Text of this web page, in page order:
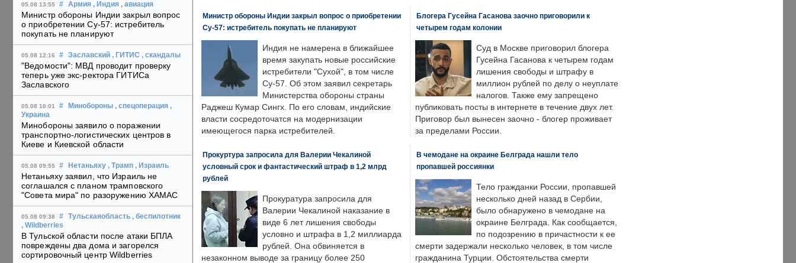
05.08 13:55 # Армия , Индия , авиация
Министр обороны Индии закрыл вопрос
о приобретении Су-57: истребитель
покупать не планируют
05.08 12:16 # Заславский , ГИТИС , скандалы
"Ведомости": МВД проводит проверку
теперь уже экс-ректора ГИТИСа
Заславского
05.08 10:01 # Минобороны , спецоперация ,
Украина
Минобороны заявило о поражении
транспортно-логистических центров в
Киеве и Киевской области
05.08 09:55 # Нетаньяху , Трамп , Израиль
Нетаньяху заявил, что Израиль не
соглашался с планом трамповского
"Совета мира" по разоружению ХАМАС
05.08 09:38 # Тульскаяобласть , беспилотник
, Wildberries
В Тульской области после атаки БПЛА
повреждены два дома и загорелся
сортировочный центр Wildberries
Министр обороны Индии закрыл вопрос о приобретении
Су-57: истребитель покупать не планируют
Индия не намерена в ближайшее
время закупать новые российские
истребители "Сухой", в том числе
Су-57. Об этом заявил секретарь
Министерства обороны страны
Раджеш Кумар Сингх. По его словам, индийские
власти сосредоточатся на модернизации
имеющегося парка истребителей.
Блогера Гусейна Гасанова заочно приговорили к
четырем годам колонии
Суд в Москве приговорил блогера
Гусейна Гасанова к четырем годам
лишения свободы и штрафу в
миллион рублей по делу о неуплате
налогов. Также ему запрещено
публиковать посты в интернете в течение двух лет.
Приговор был вынесен заочно - блогер проживает
за пределами России.
Прокуртура запросила для Валерии Чекалиной
условный срок и фантастический штраф в 1,2 млрд
рублей
Прокуратура запросила для
Валерии Чекалиной наказание в
виде 6 лет лишения свободы
условно и штрафа в 1,2 миллиарда
рублей. Она обвиняется в
незаконном выводе за границу более 250
В чемодане на окраине Белграда нашли тело
пропавшей россиянки
Тело гражданки России, пропавшей
несколько дней назад в Сербии,
было обнаружено в чемодане на
окраине Белграда. Как сообщается,
по подозрению в причастности к ее
смерти задержали несколько человек, в том числе
гражданина Турции. Обстоятельства смерти